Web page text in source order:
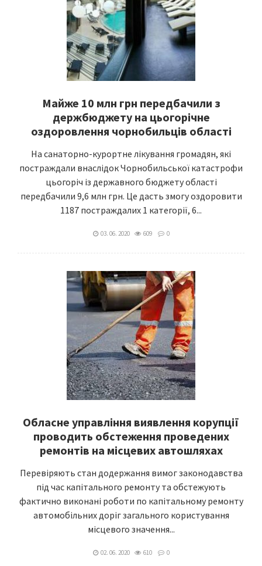
Майже 10 млн грн передбачили з
держбюджету на цьогорічне
оздоровлення чорнобильців області
На санаторно-курортне лікування громадян, які
постраждали внаслідок Чорнобильської катастрофи
цьогоріч із державного бюджету області
передбачили 9,6 млн грн. Це дасть змогу оздоровити
1187 постраждалих 1 категорії, 6...
03. 06. 2020 609 0
Обласне управління виявлення корупції
проводить обстеження проведених
ремонтів на місцевих автошляхах
Перевіряють стан додержання вимог законодавства
під час капітального ремонту та обстежують
фактично виконані роботи по капітальному ремонту
автомобільних доріг загального користування
місцевого значення...
02. 06. 2020 610 0